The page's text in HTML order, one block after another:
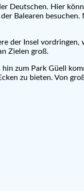
Deutschen. Hier
Balearen
der Insel
Zielen groß.
zum Park Güell
zu bieten. Von